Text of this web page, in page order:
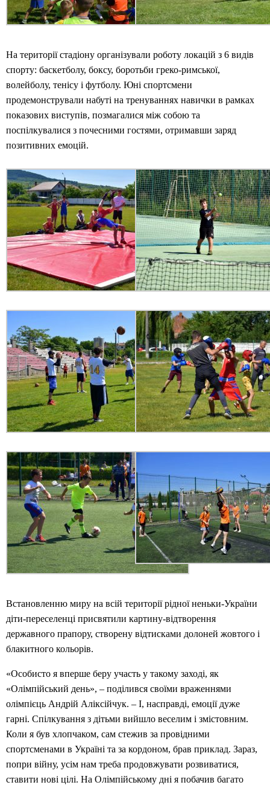
На території стадіону організували роботу локацій з 6 видів
спорту: баскетболу, боксу, боротьби греко-римської,
волейболу, тенісу і футболу. Юні спортсмени
продемонстрували набуті на тренуваннях навички в рамках
показових виступів, позмагалися між собою та
поспілкувалися з почесними гостями, отримавши заряд
позитивних емоцій.
Встановленню миру на всій території рідної неньки-України
діти-переселенці присвятили картину-відтворення
державного прапору, створену відтисками долоней жовтого і
блакитного кольорів.
«Особисто я вперше беру участь у такому заході, як
«Олімпійський день», – поділився своїми враженнями
олімпієць Андрій Аліксійчук. – І, насправді, емоції дуже
гарні. Спілкування з дітьми вийшло веселим і змістовним.
Коли я був хлопчаком, сам стежив за провідними
спортсменами в Україні та за кордоном, брав приклад. Зараз,
попри війну, усім нам треба продовжувати розвиватися,
ставити нові цілі. На Олімпійському дні я побачив багато